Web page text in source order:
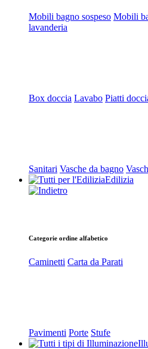
Mobili bagno sospeso Mobili
lavanderia
Box doccia Lavabo Piatti
Sanitari Vasche da bagno
Edilizia
Categorie ordine alfabetico
Caminetti Carta da Parati
Pavimenti Porte Stufe